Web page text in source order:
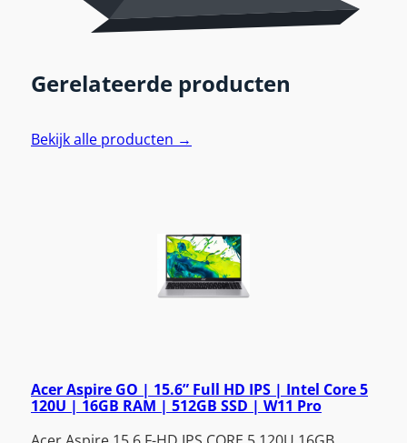
Gerelateerde producten
Bekijk alle producten →
Acer Aspire GO | 15.6” Full HD IPS | Intel Core 5
120U | 16GB RAM | 512GB SSD | W11 Pro